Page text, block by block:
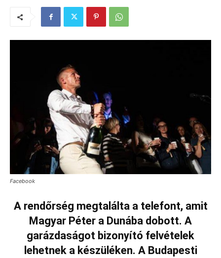
Facebook
A rendőrség megtalálta a telefont, amit
Magyar Péter a Dunába dobott. A
garázdaságot bizonyító felvételek
lehetnek a készüléken. A Budapesti